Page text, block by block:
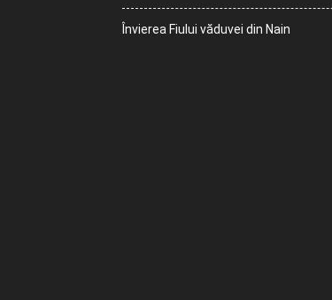
Învierea Fiului văduvei din Nain